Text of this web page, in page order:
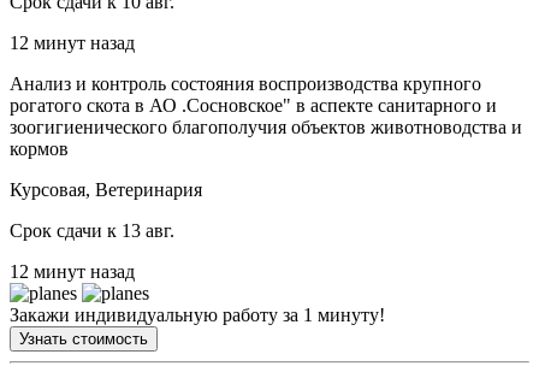
12 минут назад
Анализ и контроль состояния воспроизводства крупного
рогатого скота в АО .Сосновское" в аспекте санитарного и
зоогигиенического благополучия объектов животноводства и
кормов
Курсовая, Ветеринария
Срок сдачи к 13 авг.
12 минут назад
Закажи индивидуальную работу за 1 минуту!
Узнать стоимость